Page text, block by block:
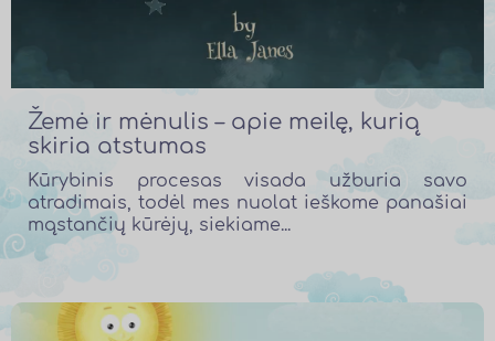
Žemė ir mėnulis – apie meilę, kurią
skiria atstumas
Kūrybinis procesas visada užburia savo
atradimais, todėl mes nuolat ieškome panašiai
mąstančių kūrėjų, siekiame...